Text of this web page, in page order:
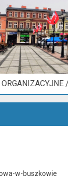
w-buszkowie